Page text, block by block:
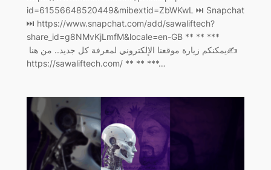
id=61556648520449&mibextid=ZbWKwL ‏⏭ Snapchat
⏭ https://www.snapchat.com/add/sawaliftech?
share_id=g8NMvKjLmfM&locale=en-GB ** ** ***
يمكنكم زيارة موقعنا الإلكتروني لمعرفة كل جديد.. من هنا ‏✍️
https://sawaliftech.com/ ** ** ***…